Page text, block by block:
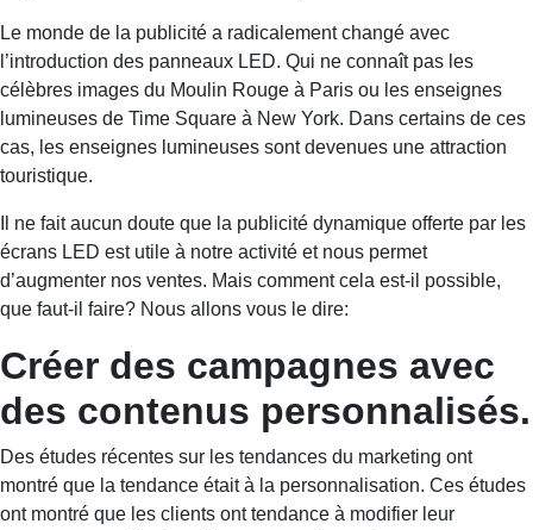
Le monde de la publicité a radicalement changé avec
l’introduction des panneaux LED. Qui ne connaît pas les
célèbres images du Moulin Rouge à Paris ou les enseignes
lumineuses de Time Square à New York. Dans certains de ces
cas, les enseignes lumineuses sont devenues une attraction
touristique.
Il ne fait aucun doute que la publicité dynamique offerte par les
écrans LED est utile à notre activité et nous permet
d’augmenter nos ventes. Mais comment cela est-il possible,
que faut-il faire? Nous allons vous le dire:
Créer des campagnes avec
des contenus personnalisés.
Des études récentes sur les tendances du marketing ont
montré que la tendance était à la personnalisation. Ces études
ont montré que les clients ont tendance à modifier leur